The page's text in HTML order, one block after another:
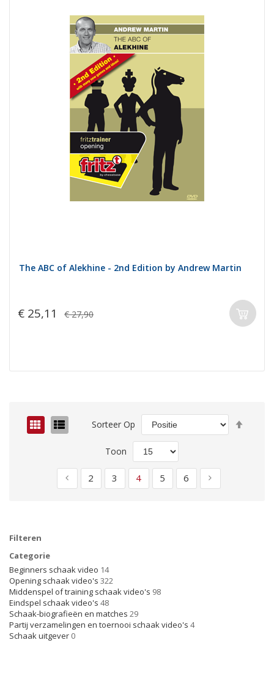
The ABC of Alekhine - 2nd Edition by Andrew Martin
€ 25,11 € 27,90
Foto-Lijst Sorteer Op
Toon
Pagina
Pagina
VorigePagina
2 Pagina
3 U lees momenteel pagina
4 Pagina
5 Pagina
6 Pagina
Volgende
Filteren
Categorie
Beginners schaak video 14
Opening schaak video's 322
Middenspel of training schaak video's 98
Eindspel schaak video's 48
Schaak-biografieën en matches 29
Partij verzamelingen en toernooi schaak video's 4
Schaak uitgever 0